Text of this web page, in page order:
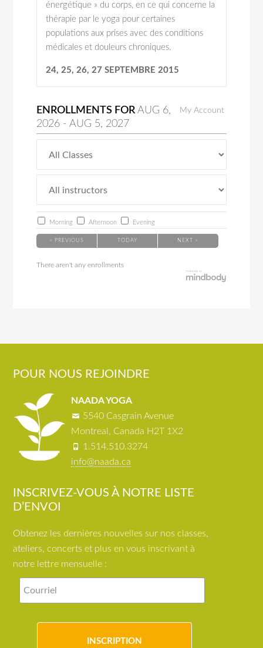
énergétique » du corps, en ce qui concerne la
thérapie par le yoga pour certaines
populations aux prises avec des conditions
médicales et douleurs chroniques.
24, 25, 26, 27 SEPTEMBRE 2015
My Account
ENROLLMENTS FORAUG 6,
2026 -AUG 5, 2027
Morning Afternoon Evening
< PREVIOUS TODAY NEXT >
There aren't any enrollments
POUR NOUS REJOINDRE
NAADA YOGA
5540 Casgrain Avenue
Montreal, Canada H2T 1X2
1.514.510.3274
info@naada.ca
INSCRIVEZ-VOUS À NOTRE LISTE
D’ENVOI
Obtenez les dernières nouvelles sur nos classes,
ateliers, concerts et plus en vous inscrivant à
notre lettre mensuelle :